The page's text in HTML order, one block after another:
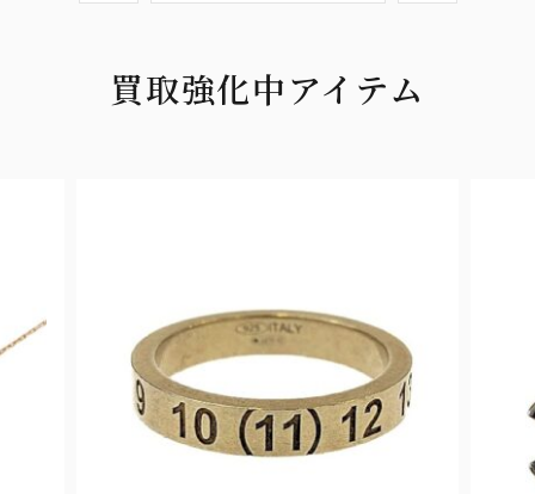
買取強化中アイテム